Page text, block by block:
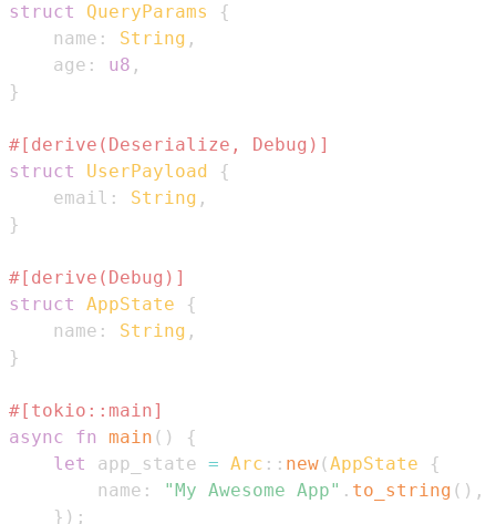
struct
QueryParams
{
    name
: String ,
    age
: u8 ,
}
#[derive(Deserialize, Debug)]
struct
UserPayload
{
    email
: String ,
}
#[derive(Debug)]
struct
AppState
{
    name
: String ,
}
#[tokio::main]
async
fn main ( )
{
let
app_state = Arc :: new(AppState
{
        name
: "My Awesome App" . to_string ( ) ,
} ) ;